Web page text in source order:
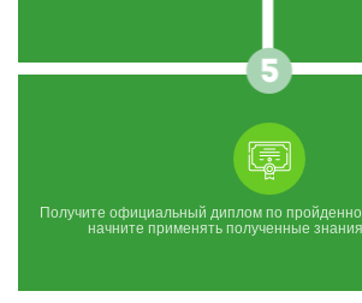
Получите официальный диплом по
начните применять полученные